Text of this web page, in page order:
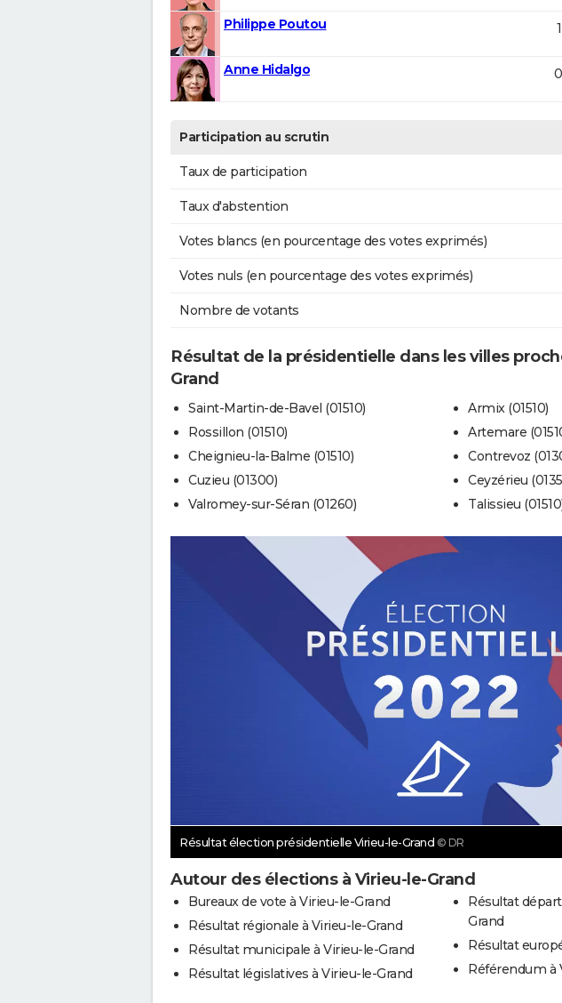
Philippe Poutou
Anne Hidalgo
Participation au scrutin
Taux de participation
Taux d'abstention
Votes blancs (en pourcentage des votes exprimés)
Votes nuls (en pourcentage des votes exprimés)
Nombre de votants
Résultat de la présidentielle dans les villes
Grand
Saint-Martin-de-Bavel (01510)
Rossillon (01510)
Cheignieu-la-Balme (01510)
Cuzieu (01300)
Valromey-sur-Séran (01260)
Armix (01510)
Artemare
Contrevoz
Ceyzérieu
Talissieu
Résultat élection présidentielle Virieu-le-Grand © DR
Autour des élections à Virieu-le-Grand
Bureaux de vote à Virieu-le-Grand
Résultat régionale à Virieu-le-Grand
Résultat municipale à Virieu-le-Grand
Résultat législatives à Virieu-le-Grand
Résultat
Grand
Résultat
Référendum à